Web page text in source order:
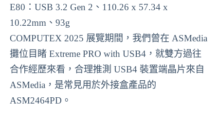
E80：USB 3.2 Gen 2、110.26 x 57.34 x
10.22mm、93g
COMPUTEX 2025 展覽期間，我們曾在 ASMedia
攤位目睹 Extreme PRO with USB4，就雙方過往
合作經歷來看，合理推測 USB4 裝置端晶片來自
ASMedia，是常見用於外接盒產品的
ASM2464PD。